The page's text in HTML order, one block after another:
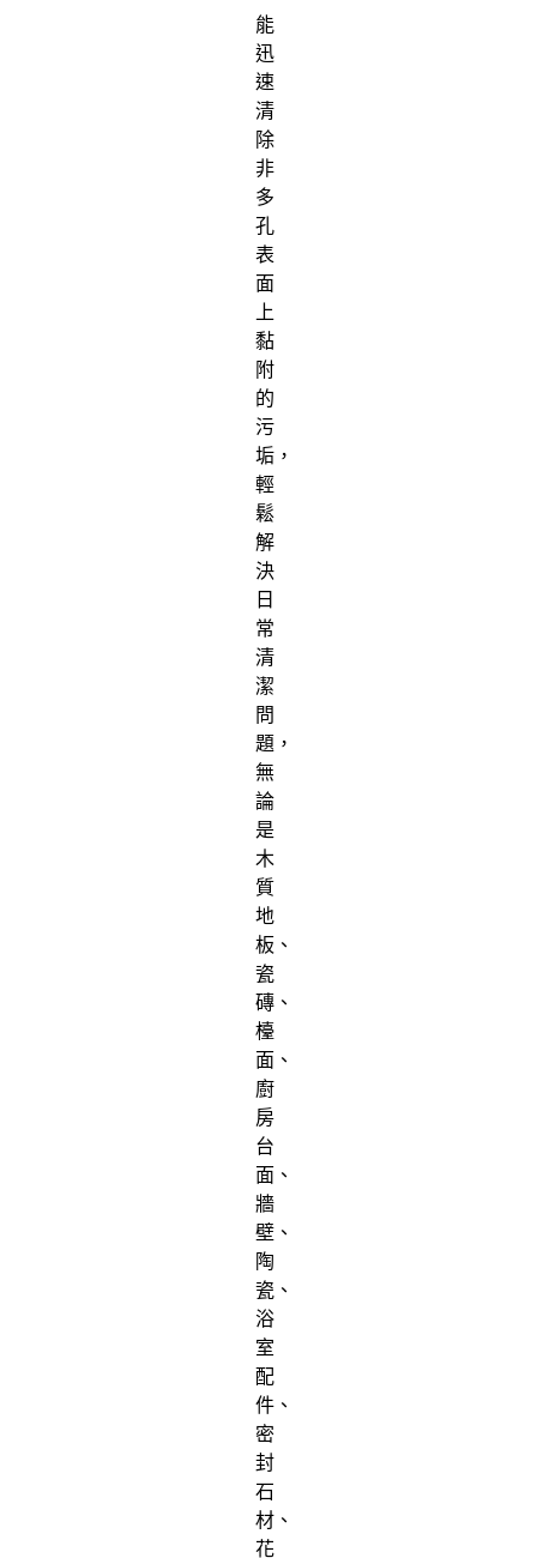
能
迅
速
清
除
非
多
孔
表
面
上
黏
附
的
污
垢，
輕
鬆
解
決
日
常
清
潔
問
題，
無
論
是
木
質
地
板、
瓷
磚、
檯
面、
廚
房
台
面、
牆
壁、
陶
瓷、
浴
室
配
件、
密
封
石
材、
花